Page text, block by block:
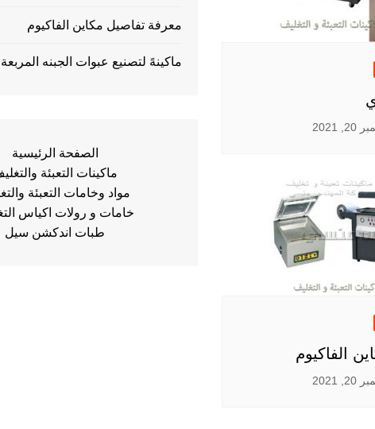
2021
الفاكيوم
2021
معرفة تفاصيل مكاين الفاكيوم
ماكينهً لتصنيع عبوات الجبنه المربعة
الصفحة الرئيسية
ماكينات التعبئة
مواد وخامات التعبئة
خامات و رولات اكياس
طبات اندكشن سيل